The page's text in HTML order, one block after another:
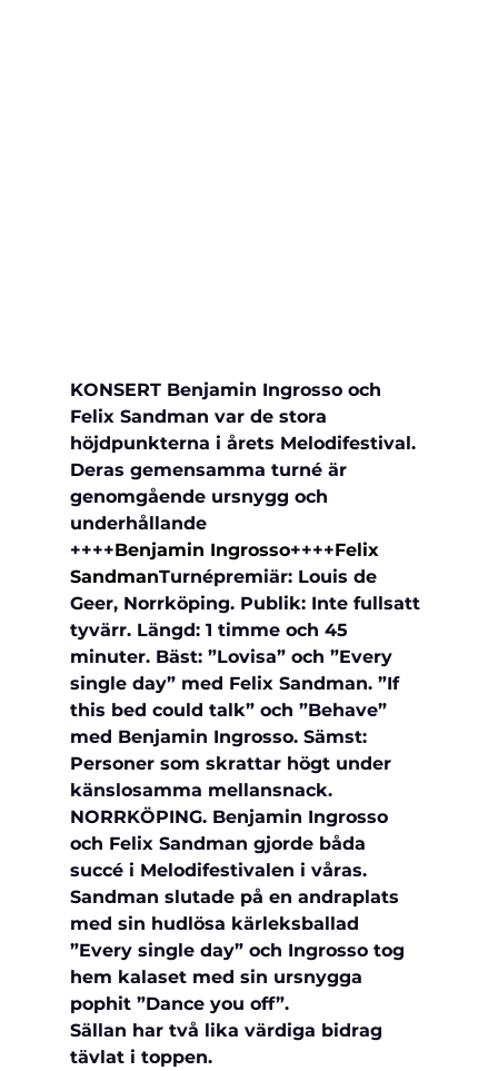
KONSERT Benjamin Ingrosso och
Felix Sandman var de stora
höjdpunkterna i årets Melodifestival.
Deras gemensamma turné är
genomgående ursnygg och
underhållande
++++Benjamin Ingrosso++++Felix
SandmanTurnépremiär: Louis de
Geer, Norrköping. Publik: Inte fullsatt
tyvärr. Längd: 1 timme och 45
minuter. Bäst: ”Lovisa” och ”Every
single day” med Felix Sandman. ”If
this bed could talk” och ”Behave”
med Benjamin Ingrosso. Sämst:
Personer som skrattar högt under
känslosamma mellansnack.
NORRKÖPING. Benjamin Ingrosso
och Felix Sandman gjorde båda
succé i Melodifestivalen i våras.
Sandman slutade på en andraplats
med sin hudlösa kärleksballad
”Every single day” och Ingrosso tog
hem kalaset med sin ursnygga
pophit ”Dance you off”.
Sällan har två lika värdiga bidrag
tävlat i toppen.